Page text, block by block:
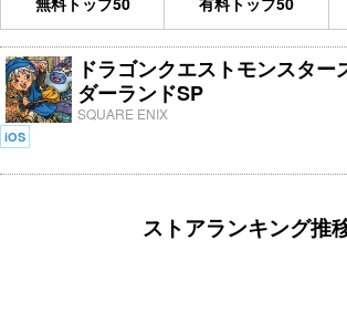
ドラゴンクエストモンスタ
ダーランドSP
SQUARE ENIX
iOS
ストアランキング推